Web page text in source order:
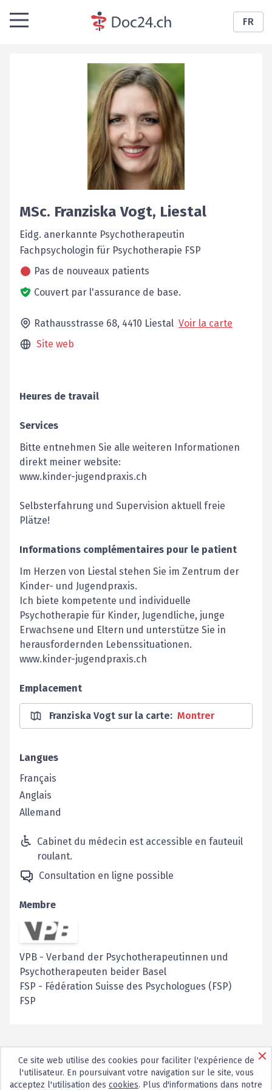
FR
MSc. Franziska Vogt, Liestal
Eidg. anerkannte Psychotherapeutin
Fachpsychologin für Psychotherapie FSP
Pas de nouveaux patients
Couvert par l'assurance de base.
Rathausstrasse 68, 4410 Liestal Voir la carte
Site web
Heures de travail
Services
Bitte entnehmen Sie alle weiteren Informationen
direkt meiner website:
www.kinder-jugendpraxis.ch
Selbsterfahrung und Supervision aktuell freie
Plätze!
Informations complémentaires pour le patient
Im Herzen von Liestal stehen Sie im Zentrum der
Kinder- und Jugendpraxis.
Ich biete kompetente und individuelle
Psychotherapie für Kinder, Jugendliche, junge
Erwachsene und Eltern und unterstütze Sie in
herausfordernden Lebenssituationen.
www.kinder-jugendpraxis.ch
Emplacement
Franziska Vogt sur la carte: Montrer
Langues
Français
Anglais
Allemand
Cabinet du médecin est accessible en fauteuil
roulant.
Consultation en ligne possible
Membre
VPB - Verband der Psychotherapeutinnen und
Psychotherapeuten beider Basel
FSP - Fédération Suisse des Psychologues (FSP)
FSP
Ce site web utilise des cookies pour faciliter l'expérience de
l'utilisateur. En poursuivant votre navigation sur le site, vous
acceptez l'utilisation des cookies. Plus d'informations dans notre